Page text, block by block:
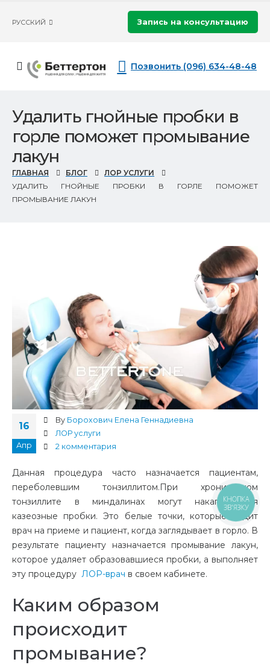
РУССКИЙ Запись на консультацию
Позвонить (096) 634-48-48
Удалить гнойные пробки в
горле поможет промывание
лакун
ГЛАВНАЯ БЛОГ
ЛОР УСЛУГИ
УДАЛИТЬ ГНОЙНЫЕ ПРОБКИ В ГОРЛЕ ПОМОЖЕТ
ПРОМЫВАНИЕ ЛАКУН
16
Апр
By Борохович Елена Геннадиевна
ЛОР услуги
2 комментария
Данная процедура часто назначается пациентам,
переболевшим тонзиллитом.При хроническом
тонзиллите в миндалинах могут накапливаться
казеозные пробки. Это белые точки, которые видит
врач на приеме и пациент, когда заглядывает в горло. В
результате пациенту назначается промывание лакун,
которое удаляет образовавшиеся пробки, а выполняет
эту процедуру ЛОР-врач в своем кабинете.
Каким образом
происходит
промывание?
КНОПКА
ЗВ'ЯЗКУ